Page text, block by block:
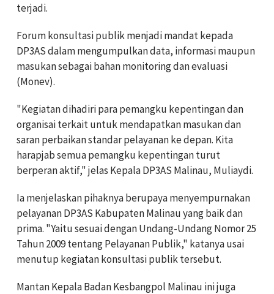
terjadi.
Forum konsultasi publik menjadi mandat kepada
DP3AS dalam mengumpulkan data, informasi maupun
masukan sebagai bahan monitoring dan evaluasi
(Monev).
"Kegiatan dihadiri para pemangku kepentingan dan
organisai terkait untuk mendapatkan masukan dan
saran perbaikan standar pelayanan ke depan. Kita
harapjab semua pemangku kepentingan turut
berperan aktif," jelas Kepala DP3AS Malinau, Muliaydi.
Ia menjelaskan pihaknya berupaya menyempurnakan
pelayanan DP3AS Kabupaten Malinau yang baik dan
prima. "Yaitu sesuai dengan Undang-Undang Nomor 25
Tahun 2009 tentang Pelayanan Publik," katanya usai
menutup kegiatan konsultasi publik tersebut.
Mantan Kepala Badan Kesbangpol Malinau ini juga